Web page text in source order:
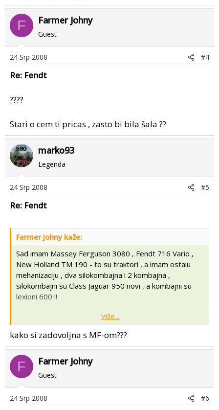
F Farmer Johny
Guest
24 Srp 2008 #4
Re: Fendt
????
Stari o cem ti pricas , zasto bi bila šala ??
marko93
Legenda
24 Srp 2008 #5
Re: Fendt
Farmer Johny kaže:
Sad imam Massey Ferguson 3080 , Fendt 716 Vario ,
New Holland TM 190 - to su traktori , a imam ostalu
mehanizaciju , dva silokombajna i 2 kombajna ,
silokombajni su Class Jaguar 950 novi , a kombajni su
lexioni 600 !!
Nije nesto pretjerano ali treba mi jos mehanizacije !
Imam ja jos 2 traktora ispod 100 konja , ali njih nisam ni
napisao al evo , moze ovak Fendt Deutz DX 85
Više...
kako si zadovoljna s MF-om???
F Farmer Johny
Guest
24 Srp 2008 #6